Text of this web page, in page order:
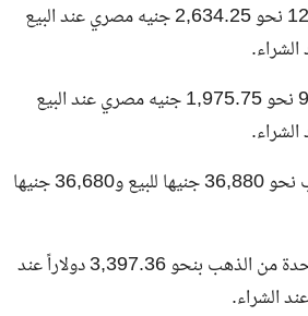
وسجل سعر الذهب عيار 12 نحو 2,634.25 جنيه مصري عند البيع
وسجل سعر الذهب عيار 9 نحو 1,975.75 جنيه مصري عند البيع
وسجل سعر الجنيه الذهب نحو 36,880 جنيها للبيع و36,680 جنيها
تم تحديد سعر أونصة واحدة من الذهب بنحو 3,397.36 دولاراً عند